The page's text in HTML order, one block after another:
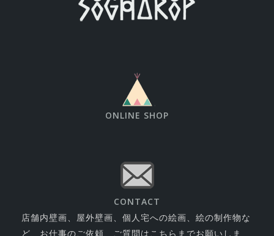
ONLINE SHOP
CONTACT
店舗内壁画、屋外壁画、個人宅への絵画、絵の制作物な
ど、お仕事のご依頼、ご質問はこちらまでお願いしま